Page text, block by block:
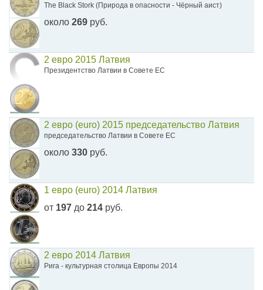
The Black Stork (Природа в опасности - Чёрный аист)
около 269 руб.
2 евро 2015 Латвия
Президентство Латвии в Совете ЕС
2 евро (euro) 2015 председательство Латвия
председательство Латвии в Совете ЕС
около 330 руб.
1 евро (euro) 2014 Латвия
от 197 до 214 руб.
2 евро 2014 Латвия
Рига - культурная столица Европы 2014